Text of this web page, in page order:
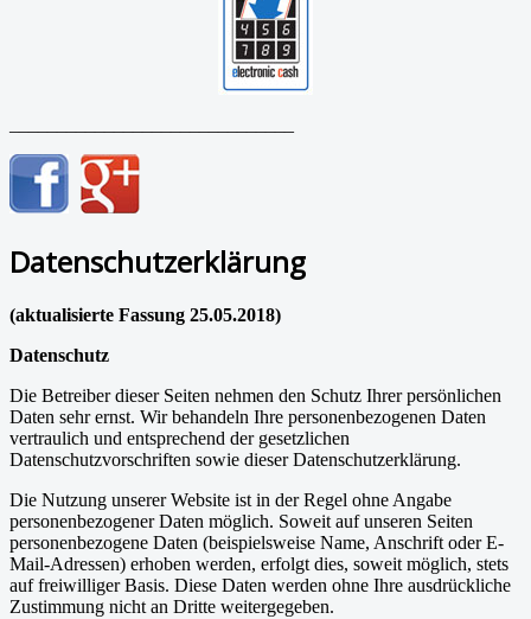
Datenschutzerklärung
(aktualisierte Fassung 25.05.2018)
Datenschutz
Die Betreiber dieser Seiten nehmen den Schutz Ihrer persönlichen
Daten sehr ernst. Wir behandeln Ihre personenbezogenen Daten
vertraulich und entsprechend der gesetzlichen
Datenschutzvorschriften sowie dieser Datenschutzerklärung.
Die Nutzung unserer Website ist in der Regel ohne Angabe
personenbezogener Daten möglich. Soweit auf unseren Seiten
personenbezogene Daten (beispielsweise Name, Anschrift oder E-
Mail-Adressen) erhoben werden, erfolgt dies, soweit möglich, stets
auf freiwilliger Basis. Diese Daten werden ohne Ihre ausdrückliche
Zustimmung nicht an Dritte weitergegeben.